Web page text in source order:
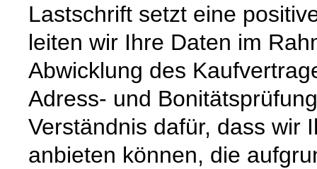
Lastschrift setzt eine
leiten wir Ihre Daten im
Abwicklung des
Adress- und
Verständnis dafür, dass wir
anbieten können, die